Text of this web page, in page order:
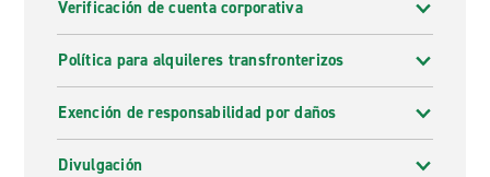
Verificación de cuenta corporativa
Política para alquileres transfronterizos
Exención de responsabilidad por daños
Divulgación